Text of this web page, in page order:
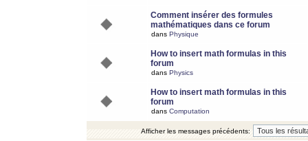
Comment insérer des formules
mathématiques dans ce forum
dans Physique
How to insert math formulas in this
forum
dans Physics
How to insert math formulas in this
forum
dans Computation
Afficher les messages précédents: